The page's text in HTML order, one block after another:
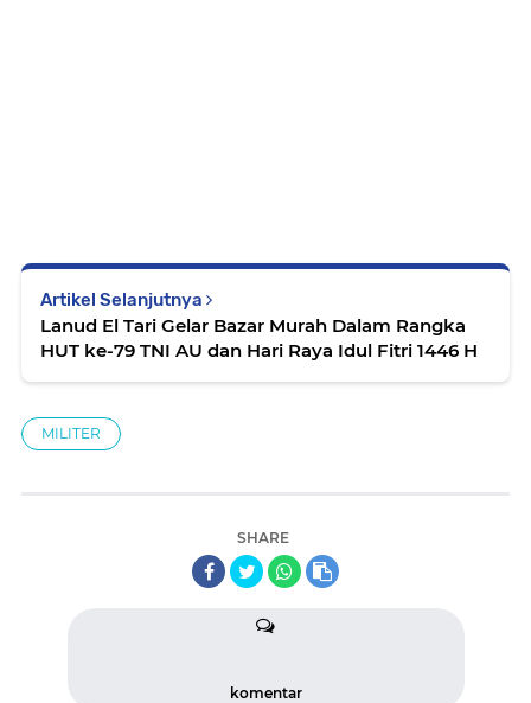
Artikel Selanjutnya
Lanud El Tari Gelar Bazar Murah Dalam Rangka
HUT ke-79 TNI AU dan Hari Raya Idul Fitri 1446 H
MILITER
SHARE
komentar